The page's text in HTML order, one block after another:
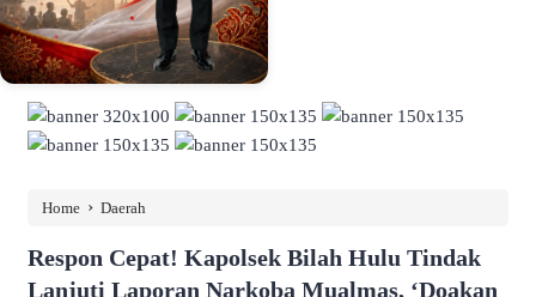
Home › Daerah
Respon Cepat! Kapolsek Bilah Hulu Tindak
Lanjuti Laporan Narkoba Mualmas, ‘Doakan